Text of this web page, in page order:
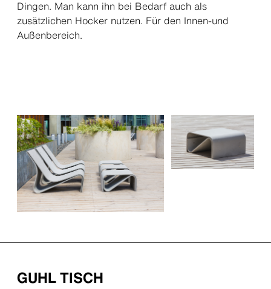
Dingen. Man kann ihn bei Bedarf auch als
zusätzlichen Hocker nutzen. Für den Innen-und
Außenbereich.
GUHL TISCH